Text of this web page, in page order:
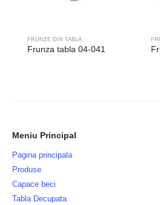
FRUNZE DIN TABLA
Frunza tabla 04-041
Meniu Principal
Pagina principala
Produse
Capace beci
Tabla Decupata